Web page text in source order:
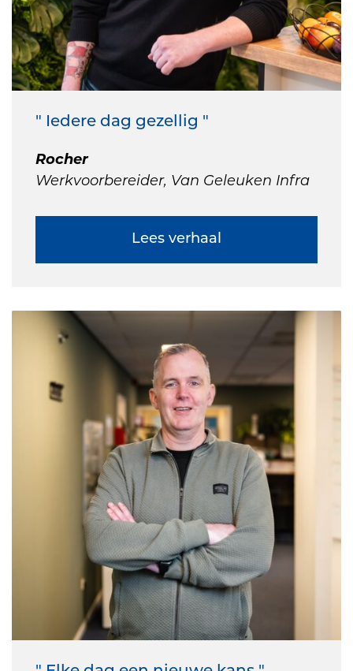
" Iedere dag gezellig "
Rocher
Werkvoorbereider, Van Geleuken Infra
Lees verhaal